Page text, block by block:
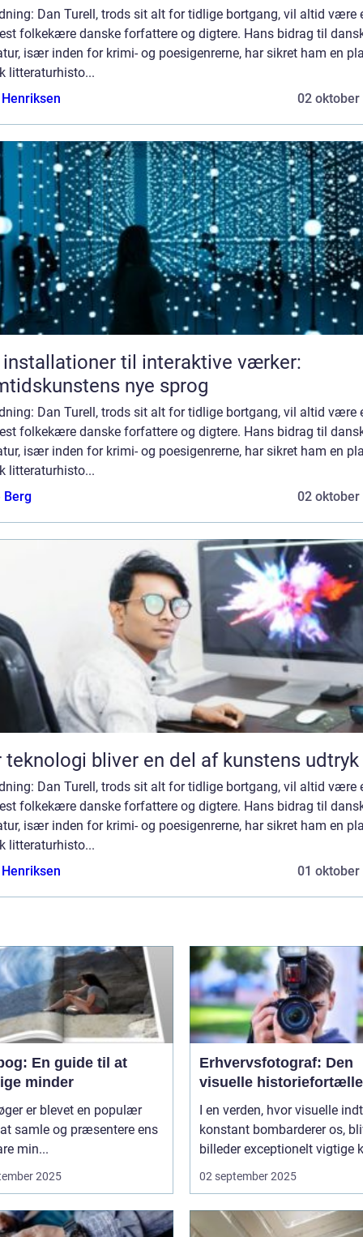
Dan Turell, trods sit alt for tidlige bortgang, vil altid være
folkekære danske forfattere og digtere. Hans bidrag til
især inden for krimi- og poesigenrerne, har sikret ham en
litteraturhisto...
02 oktober
installationer til interaktive værker:
nye sprog
Dan Turell, trods sit alt for tidlige bortgang, vil altid være
folkekære danske forfattere og digtere. Hans bidrag til
især inden for krimi- og poesigenrerne, har sikret ham en
litteraturhisto...
Berg
02 oktober
teknologi bliver en del af kunstens udtryk
Dan Turell, trods sit alt for tidlige bortgang, vil altid være
folkekære danske forfattere og digtere. Hans bidrag til
især inden for krimi- og poesigenrerne, har sikret ham en
litteraturhisto...
01 oktober
En guide til at
minder
er blevet en populær
samle og præsentere ens
min...
2025
Erhvervsfotograf: Den
visuelle
I en verden, hvor visuelle
konstant bombarderer os,
billeder exceptionelt vigtige
02 september 2025